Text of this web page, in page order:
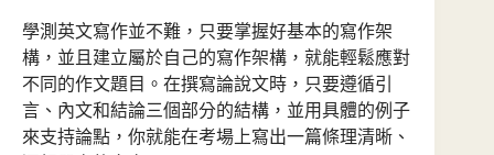
學測英文寫作並不難，只要掌握好基本的寫作架
構，並且建立屬於自己的寫作架構，就能輕鬆應對
不同的作文題目。在撰寫論說文時，只要遵循引
言、內文和結論三個部分的結構，並用具體的例子
來支持論點，你就能在考場上寫出一篇條理清晰、